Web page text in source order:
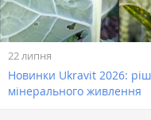
22 липня
Новинки Ukravit 2026:
мінерального живлення